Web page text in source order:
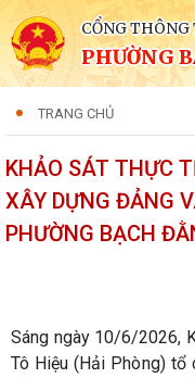
CỔNG
PHƯỜNG
TRANG CHỦ
KHẢO SÁT THỰC
XÂY DỰNG ĐẢNG
PHƯỜNG BẠCH
Sáng ngày 10/6/2026,
Tô Hiệu (Hải Phòng)